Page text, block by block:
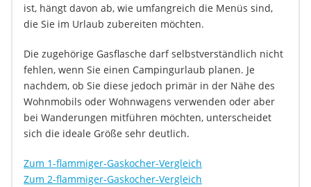
ist, hängt davon ab, wie umfangreich die Menüs sind,
die Sie im Urlaub zubereiten möchten.
Die zugehörige Gasflasche darf selbstverständlich nicht
fehlen, wenn Sie einen Campingurlaub planen. Je
nachdem, ob Sie diese jedoch primär in der Nähe des
Wohnmobils oder Wohnwagens verwenden oder aber
bei Wanderungen mitführen möchten, unterscheidet
sich die ideale Größe sehr deutlich.
Zum 1-flammiger-Gaskocher-Vergleich
Zum 2-flammiger-Gaskocher-Vergleich